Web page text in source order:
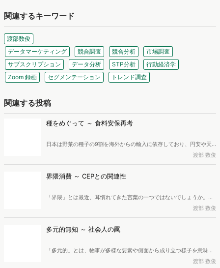
関連するキーワード
渡部数俊
データマーケティング
競合調査 競合分析
市場調査
サブスクリプション
データ分析 STP分析
行動経済学
Zoom 録画
セグメンテーション トレンド調査
関連する投稿
種をめぐって ～ 食料安保再考
日本は野菜の種子の9割を海外からの輸入に依存しており、円安や天
候不順による種子の調達難は食料安全保障を揺るがす深刻な課題で
す。また、F1種の普及による在来種の衰退も問題のひとつとなってい
ます。この危機に対し、急がれる対策とは何か。広告・マーケティン
グ業界に40年近く従事し、現在は株式会社創造開発研究所所長、一般
部数俊氏が解説します。
渡部 数俊
界隈消費 ～ CEPとの関連性
「界隈」とは最近、耳慣れてきた言葉の一つではないでしょうか。そ
の「界隈」と「消費」が組み合わさった「界隈消費」。この消費行動
では、利便性や機能性といった従来の動機ではなく、「コミュニティ
への共感」や「仲間との一体感・繋がりを得たい瞬間」が強力な
「CEP（カテゴリー・エントリー・ポイント）」として機能します。
会社創造開発研究所所長、一般社団法人マーケティング共創協会理
事・研究フェローを務めている渡部数俊氏が「界隈」について詳しく
渡部 数俊
多元的無知 ～ 社会人の罠
「多元的」とは、物事が多様な要素や側面から成り立つ様子を意味
し、「多元的価値」は、単一ではなく複数の価値観が同等に正しく存
渡部 数俊